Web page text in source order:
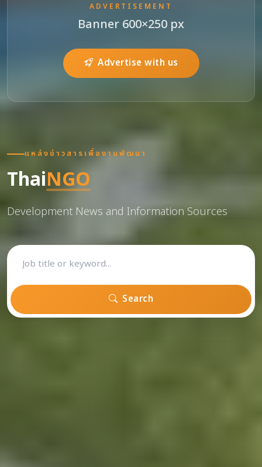
ADVERTISEMENT
Banner 600×250 px
Advertise with us
แหล่งข่าวสารเพื่องานพัฒนา
ThaiNGO
Development News and Information Sources
Search